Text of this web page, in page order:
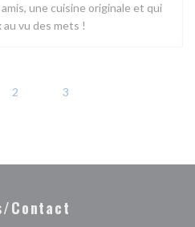
une cuisine originale et qui
vu des mets !
2 3
Contact